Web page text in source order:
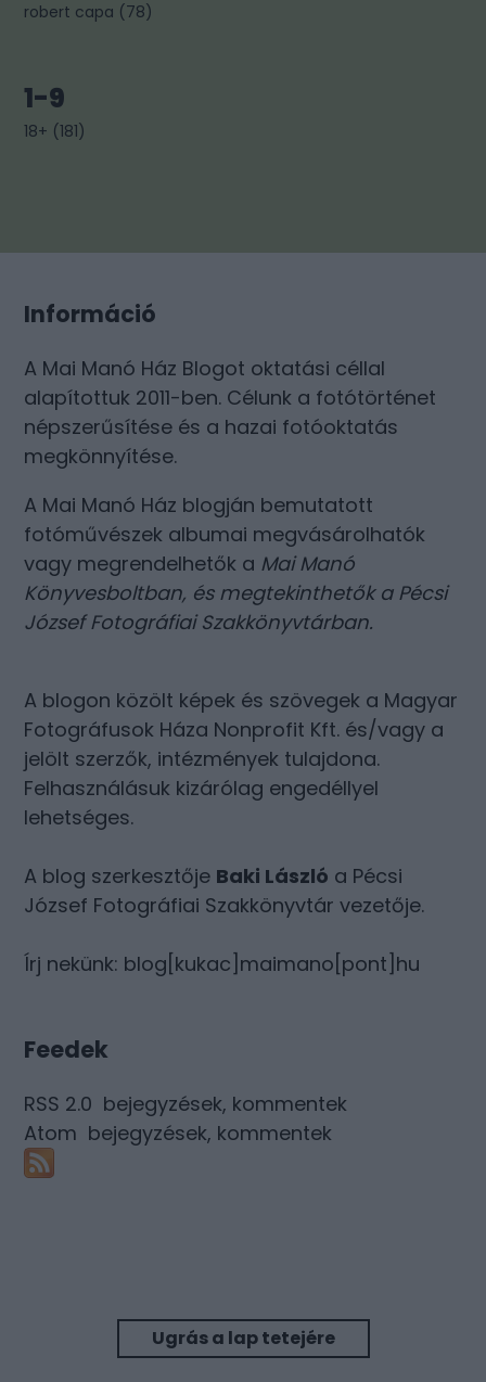
robert capa (78)
1-9
18+ (181)
Információ
A Mai Manó Ház Blogot oktatási céllal
alapítottuk 2011-ben. Célunk a fotótörténet
népszerűsítése és a hazai fotóoktatás
megkönnyítése.
A Mai Manó Ház blogján bemutatott
fotóművészek albumai megvásárolhatók
vagy megrendelhetők a Mai Manó
Könyvesboltban, és megtekinthetők a Pécsi
József Fotográfiai Szakkönyvtárban.
A blogon közölt képek és szövegek a Magyar
Fotográfusok Háza Nonprofit Kft. és/vagy a
jelölt szerzők, intézmények tulajdona.
Felhasználásuk kizárólag engedéllyel
lehetséges.
A blog szerkesztője Baki László a Pécsi
József Fotográfiai Szakkönyvtár vezetője.
Írj nekünk: blog[kukac]maimano[pont]hu
Feedek
RSS 2.0 bejegyzések, kommentek
Atom bejegyzések, kommentek
Ugrás a lap tetejére